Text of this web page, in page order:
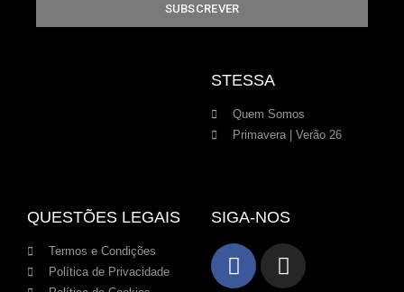
SUBSCREVER
STESSA
Quem Somos
Primavera | Verão 26
QUESTÕES LEGAIS
Termos e Condições
Política de Privacidade
SIGA-NOS